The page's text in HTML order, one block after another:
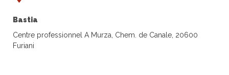
Bastia
Centre professionnel A Murza, Chem. de Canale, 20600
Furiani